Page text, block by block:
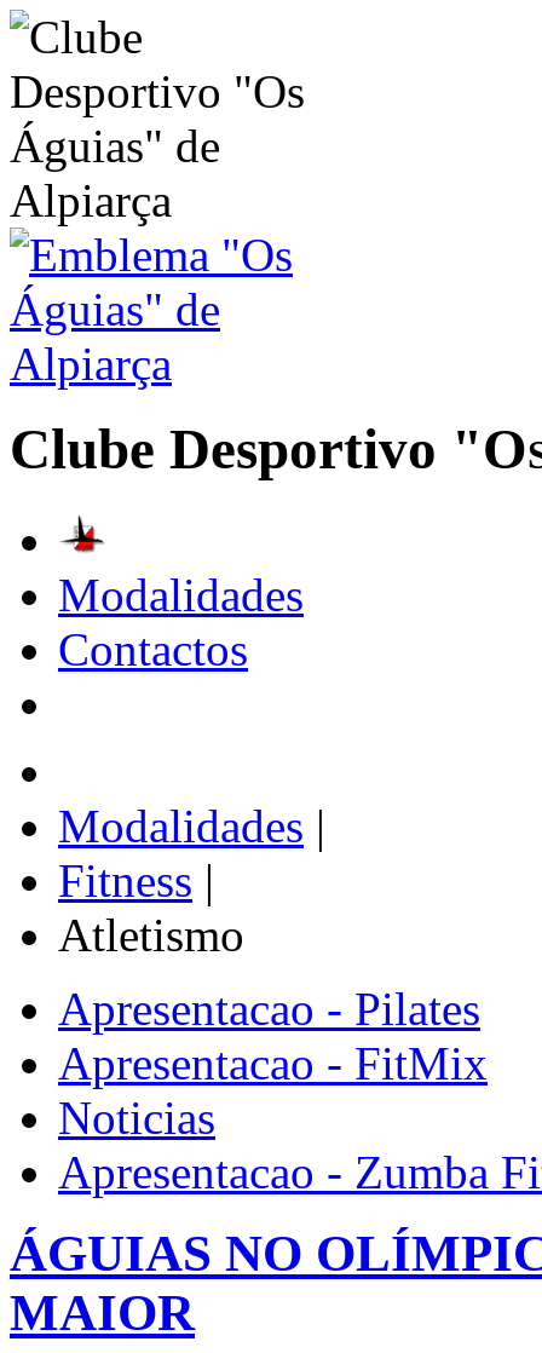
Clube Desportivo
Modalidades
Contactos
Modalidades |
Fitness |
Atletismo
Apresentacao - Pilates
Apresentacao - FitMix
Noticias
Apresentacao - Zumba
ÁGUIAS NO
MAIOR